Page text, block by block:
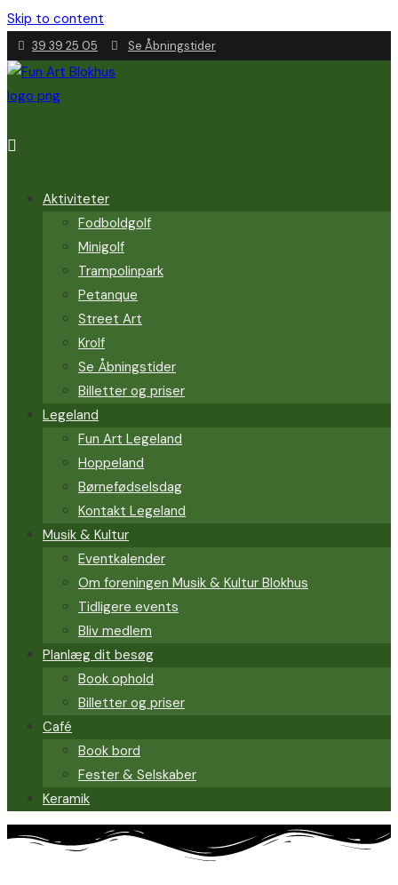
Skip to content
39 39 25 05 Se Åbningstider
Aktiviteter
Fodboldgolf
Minigolf
Trampolinpark
Petanque
Street Art
Krolf
Se Åbningstider
Billetter og priser
Legeland
Fun Art Legeland
Hoppeland
Børnefødselsdag
Kontakt Legeland
Musik & Kultur
Eventkalender
Om foreningen Musik & Kultur Blokhus
Tidligere events
Bliv medlem
Planlæg dit besøg
Book ophold
Billetter og priser
Café
Book bord
Fester & Selskaber
Keramik